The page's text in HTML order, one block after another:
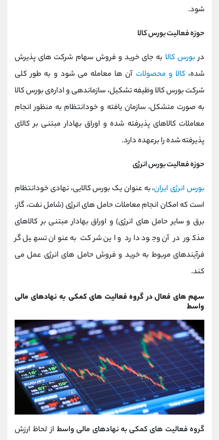
شود.
حوزه فعالیت بورس کالا
دربورس کالا به جای خرید و فروش سهام شرکت های پذیرش
شده،کالا و محصولات آن ها معامله می شود و به طور کلی
شرکت بورس کالا وظیفه تشکیل، سازماندهی و اداره‌ی بورس کالا
به صورت متشکل، سازمان یافته و خودانتظام به منظور انجام
معاملات کالاهای پذیرفته شده و اوراق‌ بهادار مبتنی ‌بر کالای
پذیرفته شده را برعهده دارد.
حوزه فعالیت بورس انرژی
بورس انرژی ایران، به عنوان یک بورس کالایی، نهادی خودانتظام
است که امکان انجام معاملات حامل‏ های انرژی (شامل نفت، گاز،
برق و سایر حامل های انرژی) و اوراق بهادار مبتنی بر کالاهای
مذکور در آن وجود دارد و این شرکت به عنوان تسهیل گر
فرآیندهای مربوط به خرید و فروش حامل های انرژی عمل می
کند.
سهم های فعال در گروه فعالیت های کمکی به نهادهای مالی
واسط
گروه فعالیت های کمکی به نهادهای مالی واسط از لحاظ ارزش